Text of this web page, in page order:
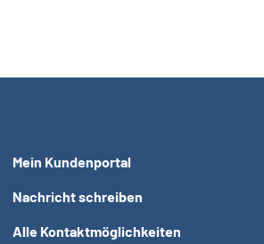
Mein Kundenportal
Nachricht schreiben
Alle Kontaktmöglichkeiten